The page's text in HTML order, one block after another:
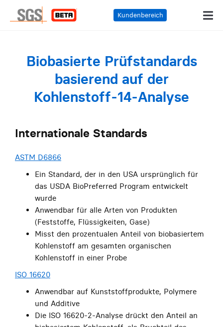
Kundenbereich
Biobasierte Prüfstandards
basierend auf der
Kohlenstoff-14-Analyse
Internationale Standards
ASTM D6866
Ein Standard, der in den USA ursprünglich für
das USDA BioPreferred Program entwickelt
wurde
Anwendbar für alle Arten von Produkten
(Feststoffe, Flüssigkeiten, Gase)
Misst den prozentualen Anteil von biobasiertem
Kohlenstoff am gesamten organischen
Kohlenstoff in einer Probe
ISO 16620
Anwendbar auf Kunststoffprodukte, Polymere
und Additive
Die ISO 16620-2-Analyse drückt den Anteil an